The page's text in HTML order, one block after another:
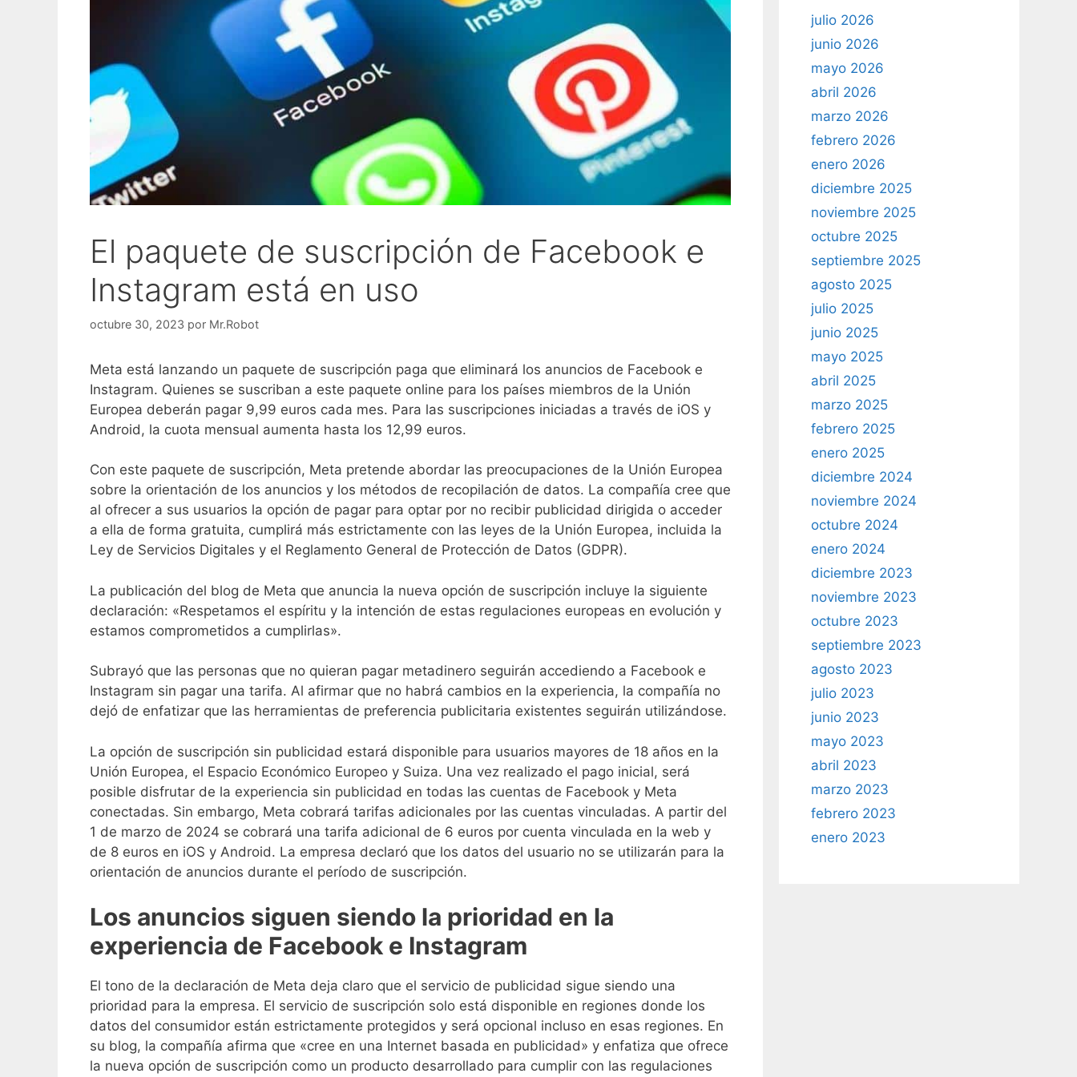
El paquete de suscripción de Facebook e
Instagram está en uso
octubre 30, 2023 por Mr.Robot
Meta está lanzando un paquete de suscripción paga que eliminará los anuncios de Facebook e
Instagram. Quienes se suscriban a este paquete online para los países miembros de la Unión
Europea deberán pagar 9,99 euros cada mes. Para las suscripciones iniciadas a través de iOS y
Android, la cuota mensual aumenta hasta los 12,99 euros.
Con este paquete de suscripción, Meta pretende abordar las preocupaciones de la Unión Europea
sobre la orientación de los anuncios y los métodos de recopilación de datos. La compañía cree que
al ofrecer a sus usuarios la opción de pagar para optar por no recibir publicidad dirigida o acceder
a ella de forma gratuita, cumplirá más estrictamente con las leyes de la Unión Europea, incluida la
Ley de Servicios Digitales y el Reglamento General de Protección de Datos (GDPR).
La publicación del blog de Meta que anuncia la nueva opción de suscripción incluye la siguiente
declaración: «Respetamos el espíritu y la intención de estas regulaciones europeas en evolución y
estamos comprometidos a cumplirlas».
Subrayó que las personas que no quieran pagar metadinero seguirán accediendo a Facebook e
Instagram sin pagar una tarifa. Al afirmar que no habrá cambios en la experiencia, la compañía no
dejó de enfatizar que las herramientas de preferencia publicitaria existentes seguirán utilizándose.
La opción de suscripción sin publicidad estará disponible para usuarios mayores de 18 años en la
Unión Europea, el Espacio Económico Europeo y Suiza. Una vez realizado el pago inicial, será
posible disfrutar de la experiencia sin publicidad en todas las cuentas de Facebook y Meta
conectadas. Sin embargo, Meta cobrará tarifas adicionales por las cuentas vinculadas. A partir del
1 de marzo de 2024 se cobrará una tarifa adicional de 6 euros por cuenta vinculada en la web y
de 8 euros en iOS y Android. La empresa declaró que los datos del usuario no se utilizarán para la
orientación de anuncios durante el período de suscripción.
Los anuncios siguen siendo la prioridad en la
experiencia de Facebook e Instagram
El tono de la declaración de Meta deja claro que el servicio de publicidad sigue siendo una
prioridad para la empresa. El servicio de suscripción solo está disponible en regiones donde los
datos del consumidor están estrictamente protegidos y será opcional incluso en esas regiones. En
su blog, la compañía afirma que «cree en una Internet basada en publicidad» y enfatiza que ofrece
la nueva opción de suscripción como un producto desarrollado para cumplir con las regulaciones
julio 2026
junio 2026
mayo 2026
abril 2026
marzo 2026
febrero 2026
enero 2026
diciembre 2025
noviembre 2025
octubre 2025
septiembre 2025
agosto 2025
julio 2025
junio 2025
mayo 2025
abril 2025
marzo 2025
febrero 2025
enero 2025
diciembre 2024
noviembre 2024
octubre 2024
enero 2024
diciembre 2023
noviembre 2023
octubre 2023
septiembre 2023
agosto 2023
julio 2023
junio 2023
mayo 2023
abril 2023
marzo 2023
febrero 2023
enero 2023